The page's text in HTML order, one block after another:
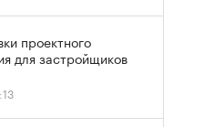
проектного
для застройщиков